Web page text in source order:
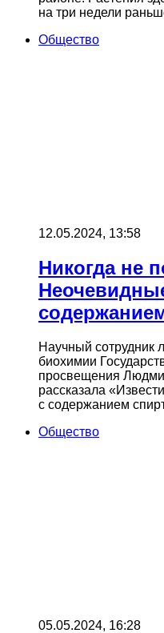
на три недели
Общество
12.05.2024, 13:58
Никогда не
Научный сотрудник
биохимии
просвещения
рассказала
с содержанием
Общество
05.05.2024, 16:28